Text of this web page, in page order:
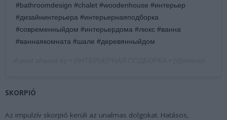
#bathroomdesign #chalet #woodenhouse #интерьер
#дизайнинтерьера #интерьернаяподборка
#современныйдом #интерьердома #люкс #ванна
#ваннаякомната #шале #деревянныйдом
SKORPIÓ
Az impulzív skorpió kerüli az unalmas dolgokat. Hatásos,